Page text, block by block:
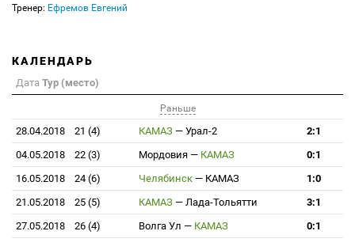
Тренер: Ефремов Евгений
КАЛЕНДАРЬ
Дата Тур (место)
Раньше
28.04.2018 21 (4) КАМАЗ — Урал-2
2:1
04.05.2018
22 (3) Мордовия — КАМАЗ
0:1
16.05.2018
24 (6) Челябинск — КАМАЗ
1:0
21.05.2018
25 (5) КАМАЗ — Лада-Тольятти
3:1
27.05.2018
26 (4) Волга Ул — КАМАЗ 0:1